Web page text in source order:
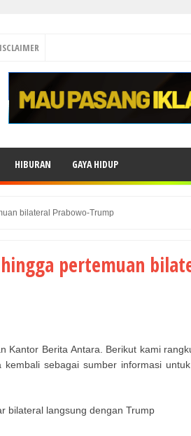
HIBURAN GAYA HIDUP
bilateral Prabowo-Trump
pertemuan
Kantor Berita Antara. Berikut kami
sebagai sumber informasi
bilateral langsung dengan Trump